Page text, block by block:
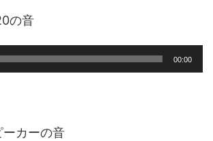
の音
00:00
カーの音